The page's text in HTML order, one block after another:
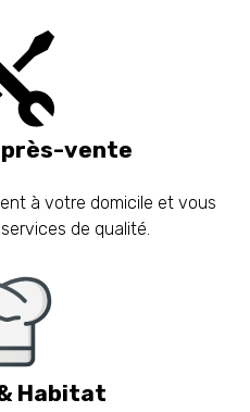
vente
à votre domicile et vous
de qualité.
Habitat